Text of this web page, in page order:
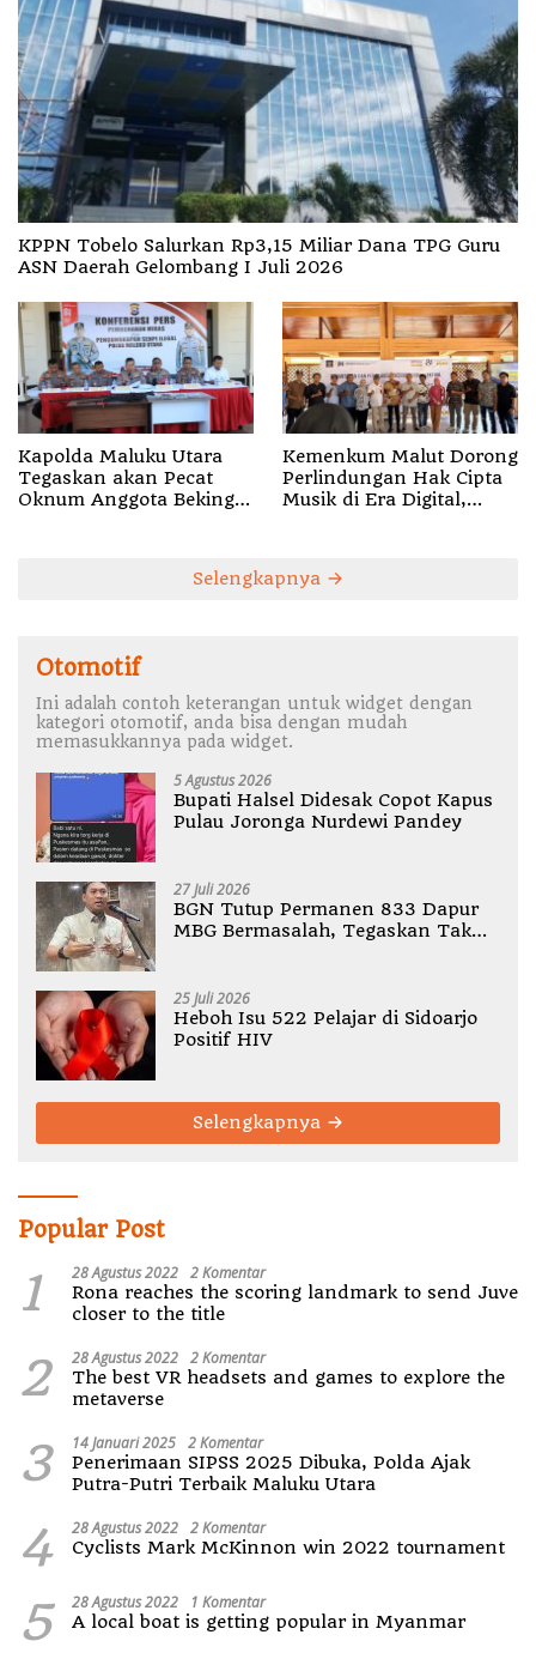
KPPN Tobelo Salurkan Rp3,15 Miliar Dana TPG Guru
ASN Daerah Gelombang I Juli 2026
Kapolda Maluku Utara
Tegaskan akan Pecat
Oknum Anggota Bekingi
Kemenkum Malut Dorong
Perlindungan Hak Cipta
Musik di Era Digital,
Selengkapnya
Otomotif
Ini adalah contoh keterangan untuk widget dengan
kategori otomotif, anda bisa dengan mudah
memasukkannya pada widget.
5 Agustus 2026
Bupati Halsel Didesak Copot Kapus
Pulau Joronga Nurdewi Pandey
27 Juli 2026
BGN Tutup Permanen 833 Dapur
MBG Bermasalah, Tegaskan Tak
25 Juli 2026
Heboh Isu 522 Pelajar di Sidoarjo
Positif HIV
Selengkapnya
Popular Post
1 28 Agustus 2022 2 Komentar
Rona reaches the scoring landmark to send Juve
closer to the title
2 28 Agustus 2022 2 Komentar
The best VR headsets and games to explore the
metaverse
3 14 Januari 2025 2 Komentar
Penerimaan SIPSS 2025 Dibuka, Polda Ajak
Putra-Putri Terbaik Maluku Utara
4 28 Agustus 2022 2 Komentar
Cyclists Mark McKinnon win 2022 tournament
5 28 Agustus 2022 1 Komentar
A local boat is getting popular in Myanmar